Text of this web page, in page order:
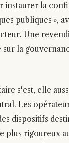
instaurer la
publiques »,
Une
sur la
s'est, elle
Les
dispositifs
plus rigoureux